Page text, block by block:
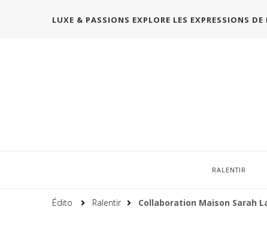
LUXE & PASSIONS EXPLORE LES EXPRESSIONS DE
RALENTIR
Édito Ralentir Collaboration Maison Sarah